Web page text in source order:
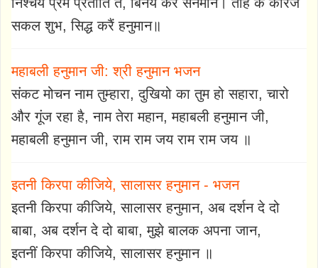
सकल शुभ, सिद्ध करैं हनुमान॥
महाबली हनुमान जी: श्री हनुमान भजन
संकट मोचन नाम तुम्हारा, दुखियो का तुम हो सहारा, चारो
और गूंज रहा है, नाम तेरा महान, महाबली हनुमान जी,
महाबली हनुमान जी, राम राम जय राम राम जय ॥
इतनी किरपा कीजिये, सालासर हनुमान - भजन
इतनी किरपा कीजिये, सालासर हनुमान, अब दर्शन दे दो
बाबा, अब दर्शन दे दो बाबा, मुझे बालक अपना जान,
इतनीं किरपा कीजिये, सालासर हनुमान ॥